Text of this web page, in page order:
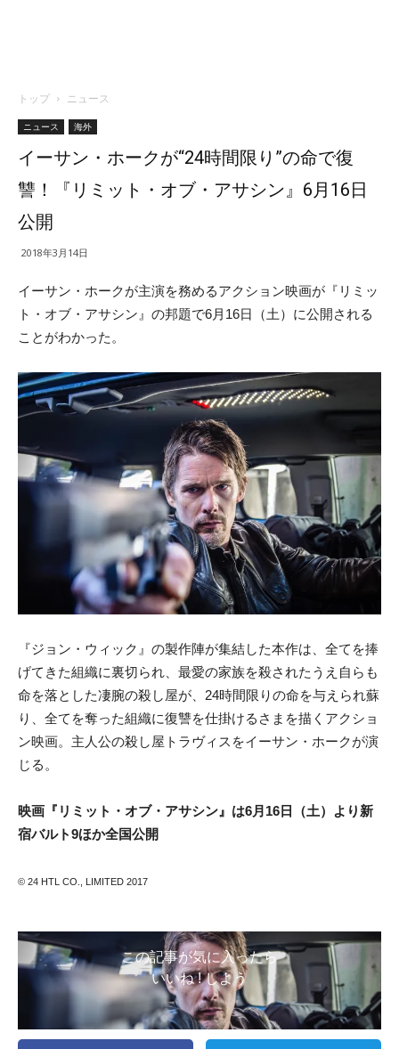
トップ ニュース
ニュース 海外
イーサン・ホークが“24時間限り”の命で復
讐！『リミット・オブ・アサシン』6月16日
公開
2018年3月14日
イーサン・ホークが主演を務めるアクション映画が『リミッ
ト・オブ・アサシン』の邦題で6月16日（土）に公開される
ことがわかった。
『ジョン・ウィック』の製作陣が集結した本作は、全てを捧
げてきた組織に裏切られ、最愛の家族を殺されたうえ自らも
命を落とした凄腕の殺し屋が、24時間限りの命を与えられ蘇
り、全てを奪った組織に復讐を仕掛けるさまを描くアクショ
ン映画。主人公の殺し屋トラヴィスをイーサン・ホークが演
じる。
映画『リミット・オブ・アサシン』は6月16日（土）より新
宿バルト9ほか全国公開
© 24 HTL CO., LIMITED 2017
この記事が気に入ったら
いいね ! しよう